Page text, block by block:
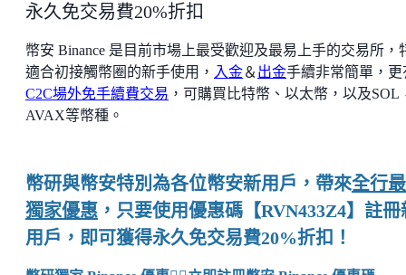
永久免交易費20%折扣
幣安 Binance 是目前市場上最受歡迎及最易上手的交易所，
適合初接觸幣圈的新手使用， 入金＆ 出金手續非常簡單，更
C2C場外免手續費交易 ，可購買比特幣、以太幣，以及SOL
AVAX等幣種。
幣研與幣安特別為各位幣安新用戶，帶來全行
獨家優惠 ，只要使用優惠碼【RVN433Z4】註冊
用戶，即可獲得永久免交易費20%折扣！